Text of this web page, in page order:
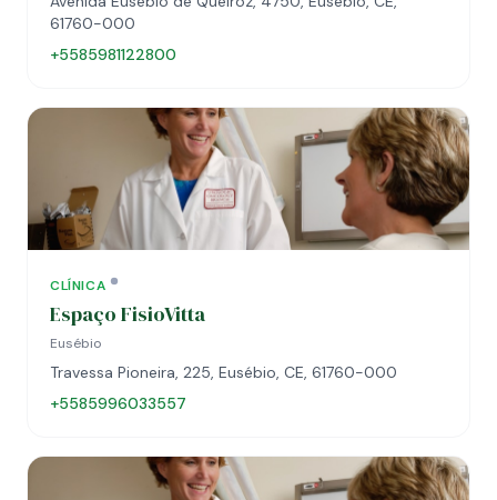
61760-000
+5585981122800
CLÍNICA
Espaço FisioVitta
Eusébio
Travessa Pioneira, 225, Eusébio, CE, 61760-000
+5585996033557